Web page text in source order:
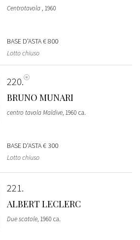
Centrotavola, 1960
BASE D'ASTA€ 800
Lotto chiuso
220
BRUNO MUNARI
centro tavola Maldive, 1960 ca.
BASE D'ASTA€ 300
Lotto chiuso
221
ALBERT LECLERC
Due scatole, 1960 ca.